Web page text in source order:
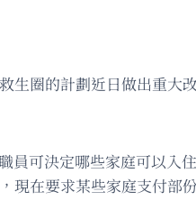
生圈的計劃近日做出重大
員可決定哪些家庭可以入
現在要求某些家庭支付部